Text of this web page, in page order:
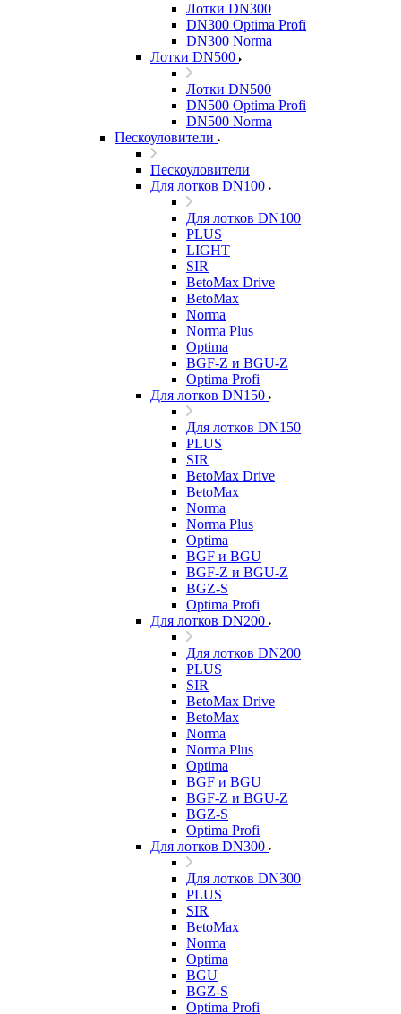
Лотки DN300
DN300 Optima Profi
DN300 Norma
Лотки DN500
Лотки DN500
DN500 Optima Profi
DN500 Norma
Пескоуловители
Пескоуловители
Для лотков DN100
Для лотков DN100
PLUS
LIGHT
SIR
BetoMax Drive
BetoMax
Norma
Norma Plus
Optima
BGF-Z и BGU-Z
Optima Profi
Для лотков DN150
Для лотков DN150
PLUS
SIR
BetoMax Drive
BetoMax
Norma
Norma Plus
Optima
BGF и BGU
BGF-Z и BGU-Z
BGZ-S
Optima Profi
Для лотков DN200
Для лотков DN200
PLUS
SIR
BetoMax Drive
BetoMax
Norma
Norma Plus
Optima
BGF и BGU
BGF-Z и BGU-Z
BGZ-S
Optima Profi
Для лотков DN300
Для лотков DN300
PLUS
SIR
BetoMax
Norma
Optima
BGU
BGZ-S
Optima Profi